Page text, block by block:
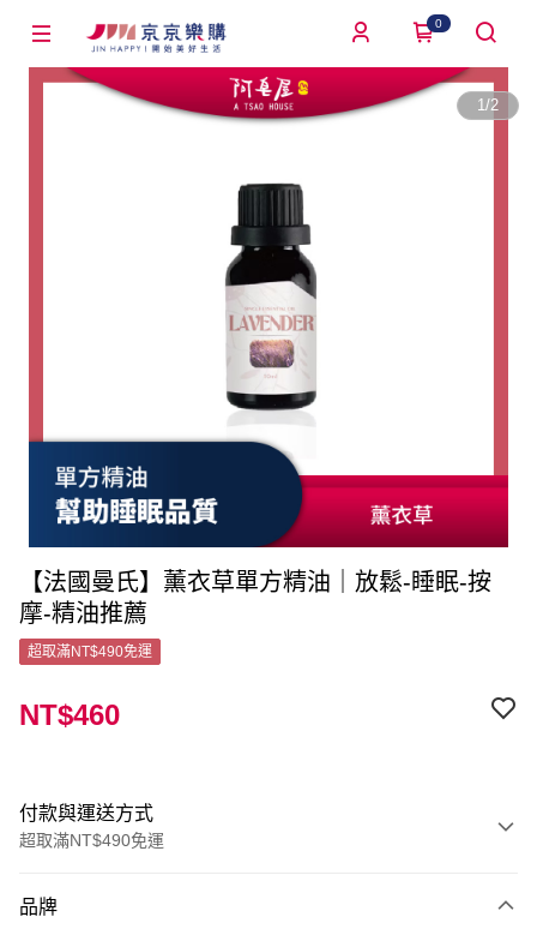
0
1/2
【法國曼氏】薰衣草單方精油｜放鬆-睡眠-按
摩-精油推薦
超取滿NT$490免運
NT$460
付款與運送方式
超取滿NT$490免運
信用卡一次付款
品牌